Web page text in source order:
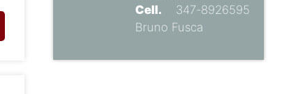
Cell. 347-8926595
Bruno Fusca